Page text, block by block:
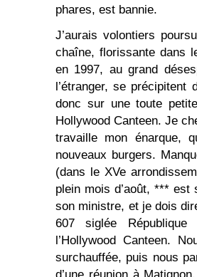
phares, est bannie.
J’aurais volontiers
chaîne, florissante dans
en 1997, au grand
l’étranger, se
donc sur une toute
Hollywood Canteen. Je
travaille mon énarque,
nouveaux burgers.
(dans le XVe
plein mois d’août, ***
son ministre, et je dois
607 siglée
l’Hollywood Canteen.
surchauffée, puis nous